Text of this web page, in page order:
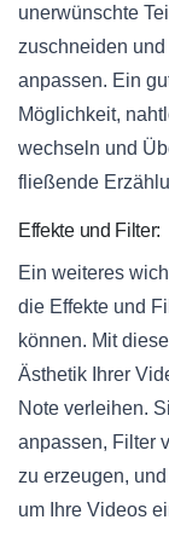
unerwünschte
zuschneiden
anpassen. Ein
Möglichkeit,
wechseln und
fließende
Effekte und Filter:
Ein weiteres
die Effekte und
können. Mit
Ästhetik Ihrer
Note verleihen.
anpassen, Filter
zu erzeugen,
um Ihre Videos